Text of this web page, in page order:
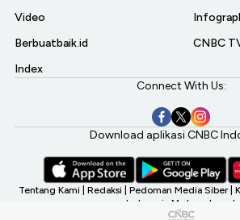
Video
Berbuatbaik.id
Index
CNBC
Connect With Us:
Download aplikasi CNBC
Tentang Kami Redaksi Pedoman Media Siber
Indonesia My Investment
©2026 CNBC Indonesia, A